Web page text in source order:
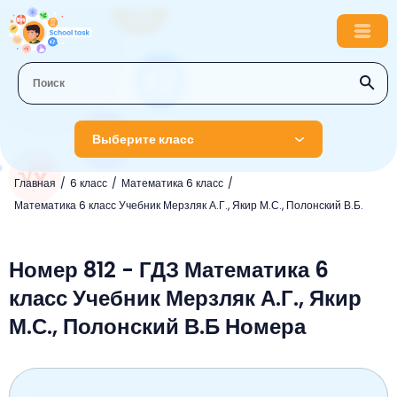
Выберите класс
Главная 6 класс
Математика 6 класс
Математика 6 класс Учебник Мерзляк А.Г., Якир М.С., Полонский В.Б.
1 класс
Русский язык
Литературное чтение
Окружающий мир
Математика
Математика
Английский язык
Информатика
Литературное чтение
3 класс
Музыка
Окружающий мир
4 класс
Номер 812 - ГДЗ Математика 6
класс Учебник Мерзляк А.Г., Якир
М.С., Полонский В.Б Номера